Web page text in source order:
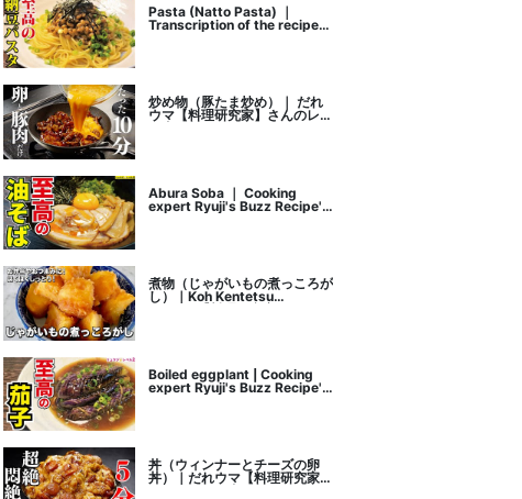
Pasta (Natto Pasta) ｜
Transcription of the recipe
by Ryuji's buzz recipe, a
炒め物（豚たま炒め）｜ だれ
ウマ【料理研究家】さんのレシ
Abura Soba ｜ Cooking
expert Ryuji's Buzz Recipe's
recipe transcription
煮物（じゃがいもの煮っころが
し）｜Koh Kentetsu
Boiled eggplant | Cooking
expert Ryuji's Buzz Recipe's
recipe transcription
丼（ウィンナーとチーズの卵
丼）｜だれウマ【料理研究家】